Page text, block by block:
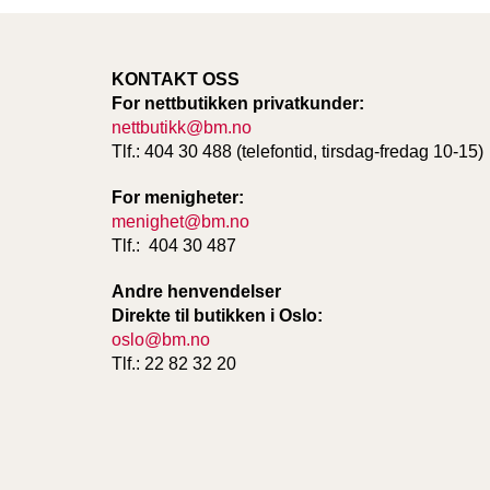
KONTAKT OSS
For nettbutikken privatkunder:
nettbutikk@bm.no
Tlf.: 404 30 488 (telefontid, tirsdag-fredag 10-15)
For menigheter:
menighet@bm.no
Tlf.: 404 30 487
Andre henvendelser
Direkte til butikken i Oslo:
oslo@bm.no
Tlf.: 22 82 32 20